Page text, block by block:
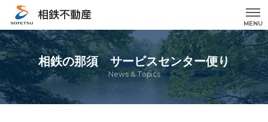
MENU
相鉄の那須 サービスセンター便り
News & Topics